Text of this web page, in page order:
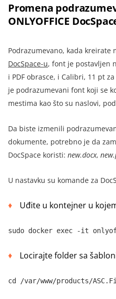
Promena
ONLYOFFICE
Podrazumevano, kada kreirate
DocSpace-u, font je postavljen
i PDF obrasce, i Calibri, 11 pt
je podrazumevani font koji se
mestima kao što su naslovi,
Da biste izmenili
dokumente, potrebno je da
DocSpace koristi: new.docx,
U nastavku su komande za
Uđite u kontejner u
sudo docker exec -it
Locirajte folder sa
cd /var/www/products/